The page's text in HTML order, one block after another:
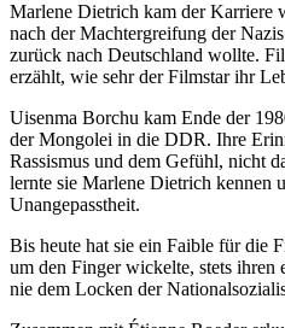
Marlene Dietrich kam der Karriere
nach der Machtergreifung der
zurück nach Deutschland wollte.
erzählt, wie sehr der Filmstar ihr
Uisenma Borchu kam Ende der
der Mongolei in die DDR. Ihre
Rassismus und dem Gefühl, nicht
lernte sie Marlene Dietrich kennen
Unangepasstheit.
Bis heute hat sie ein Faible für die
um den Finger wickelte, stets ihren
nie dem Locken der